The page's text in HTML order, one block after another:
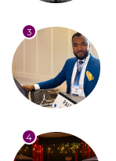
3
4